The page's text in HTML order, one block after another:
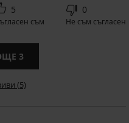
5
съм
0
Не съм съгласен
3
(5)